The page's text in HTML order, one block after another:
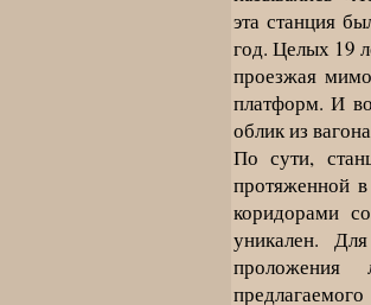
эта станция
год. Целых 19
проезжая
платформ. И
облик из
По сути,
протяженной
коридорами
уникален.
проложения